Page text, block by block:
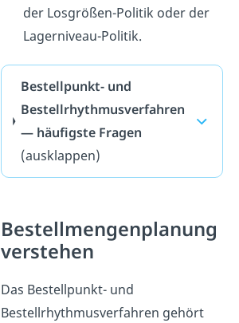
der Losgrößen-Politik oder der
Lagerniveau-Politik.
Bestellpunkt- und
Bestellrhythmusverfahren
— häufigste Fragen
(ausklappen)
Bestellmengenplanung
verstehen
Das Bestellpunkt- und
Bestellrhythmusverfahren gehört